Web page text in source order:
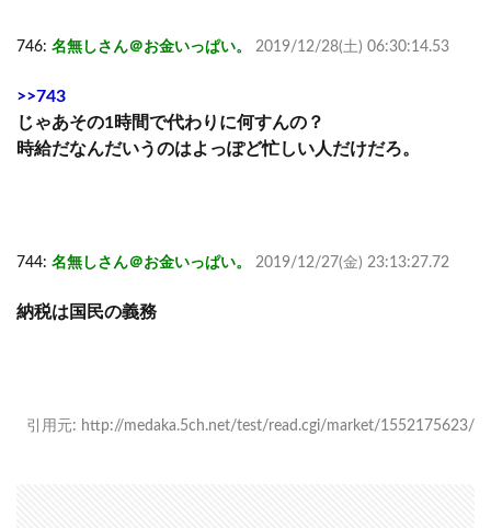
746: 名無しさん＠お金いっぱい。 2019/12/28(土) 06:30:14.53
>>743
じゃあその1時間で代わりに何すんの？
時給だなんだいうのはよっぽど忙しい人だけだろ。
744: 名無しさん＠お金いっぱい。 2019/12/27(金) 23:13:27.72
納税は国民の義務
引用元: http://medaka.5ch.net/test/read.cgi/market/1552175623/